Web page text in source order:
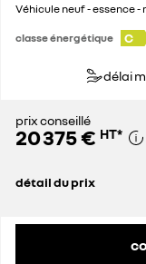
Véhicule neuf - essence
classe énergétique C
délai
prix conseillé
20 375 € HT*
détail du prix